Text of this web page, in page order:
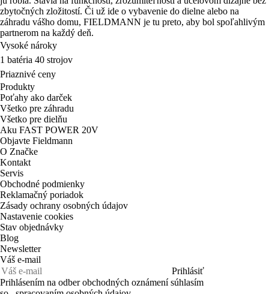
1 batéria 40 strojov
Priaznivé ceny
Produkty
Poťahy ako darček
Všetko pre záhradu
Všetko pre dielňu
Aku FAST POWER 20V
Objavte Fieldmann
O Značke
Kontakt
Servis
Obchodné podmienky
Reklamačný poriadok
Zásady ochrany osobných údajov
Nastavenie cookies
Stav objednávky
Blog
Newsletter
Váš e-mail
Prihlásením na odber obchodných oznámení súhlasím
so .spracovaním osobných údajov
SK